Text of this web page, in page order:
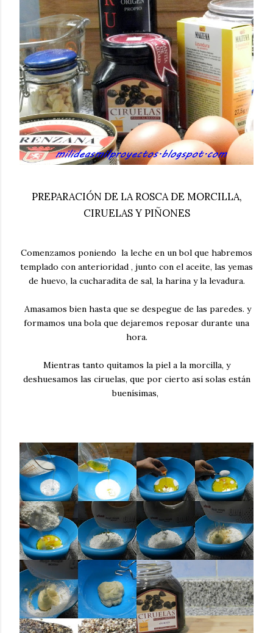
PREPARACIÓN DE LA ROSCA DE MORCILLA,
CIRUELAS Y PIÑONES
Comenzamos poniendo la leche en un bol que habremos
templado con anterioridad , junto con el aceite, las yemas
de huevo, la cucharadita de sal, la harina y la levadura.
Amasamos bien hasta que se despegue de las paredes. y
formamos una bola que dejaremos reposar durante una
hora.
Mientras tanto quitamos la piel a la morcilla, y
deshuesamos las ciruelas, que por cierto así solas están
buenísimas,